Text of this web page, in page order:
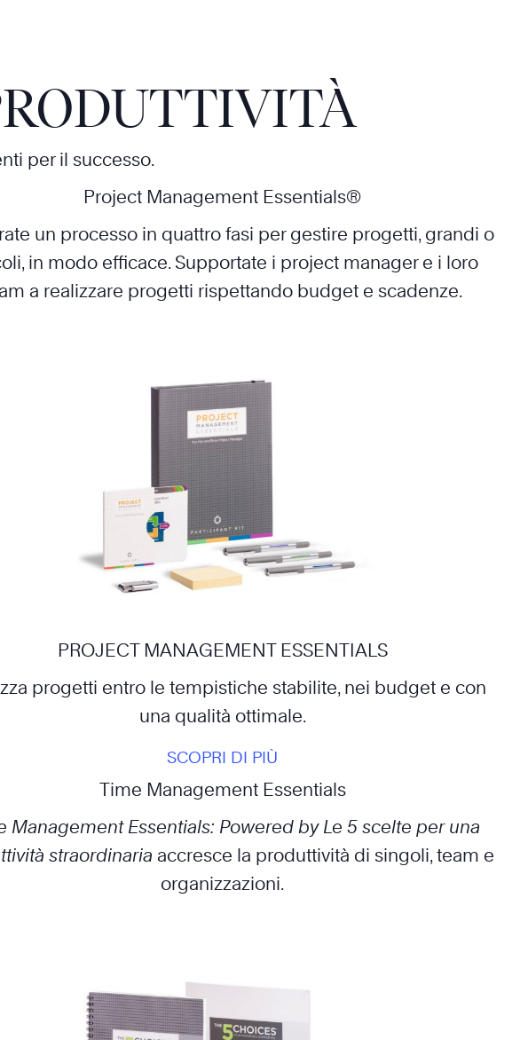
per il successo.
Project Management Essentials®
un processo in quattro fasi per gestire progetti, grandi o
in modo efficace. Supportate i project manager e i loro
a realizzare progetti rispettando budget e scadenze.
PROJECT MANAGEMENT ESSENTIALS
progetti entro le tempistiche stabilite, nei budget e con
una qualità ottimale.
SCOPRI DI PIÙ
Time Management Essentials
Management Essentials: Powered by Le 5 scelte per una
straordinaria accresce la produttività di singoli, team e
organizzazioni.